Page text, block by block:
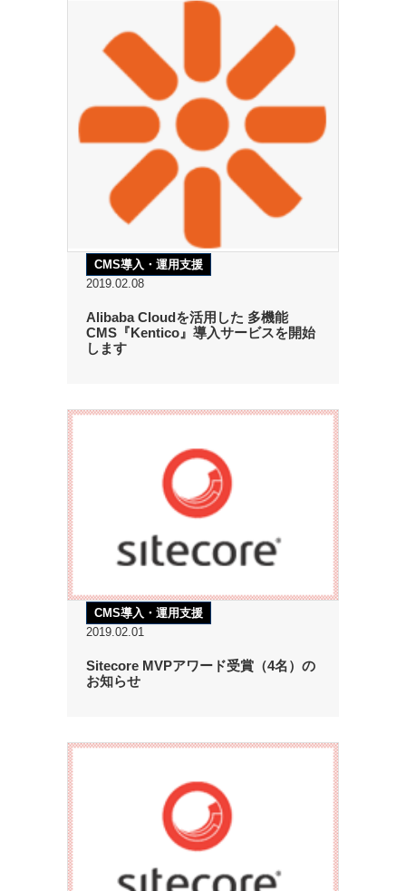
CMS導入・運用支援
2019.02.08
Alibaba Cloudを活用した 多機能
CMS『Kentico』導入サービスを開始
します
CMS導入・運用支援
2019.02.01
Sitecore MVPアワード受賞（4名）の
お知らせ